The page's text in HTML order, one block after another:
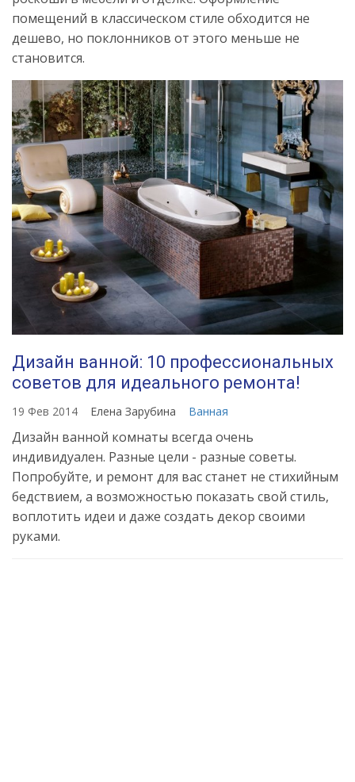
помещений в классическом стиле обходится не
дешево, но поклонников от этого меньше не
становится.
Дизайн ванной: 10 профессиональных
советов для идеального ремонта!
19 Фев 2014 Елена Зарубина Ванная
Дизайн ванной комнаты всегда очень
индивидуален. Разные цели - разные советы.
Попробуйте, и ремонт для вас станет не стихийным
бедствием, а возможностью показать свой стиль,
воплотить идеи и даже создать декор своими
руками.